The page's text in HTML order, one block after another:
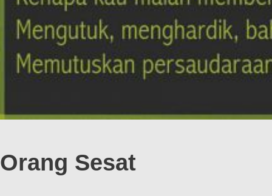
Orang Sesat